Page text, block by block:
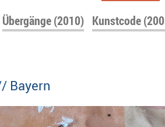
Übergänge (2010) Kunstcode
Bayern